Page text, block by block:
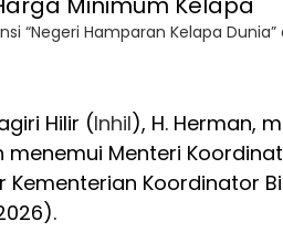
“Negeri Hamparan Kelapa
Hilir (Inhil), H. Herman,
Menteri
Kementerian Koordinator